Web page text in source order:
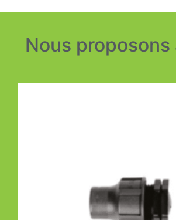
Nous proposons